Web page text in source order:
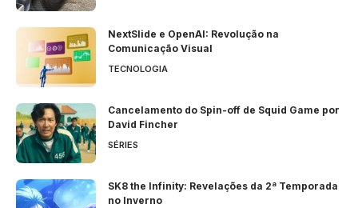
NextSlide e OpenAI: Revolução na
Comunicação Visual
TECNOLOGIA
Cancelamento do Spin-off de Squid Game por
David Fincher
SÉRIES
SK8 the Infinity: Revelações da 2ª Temporada
no Inverno